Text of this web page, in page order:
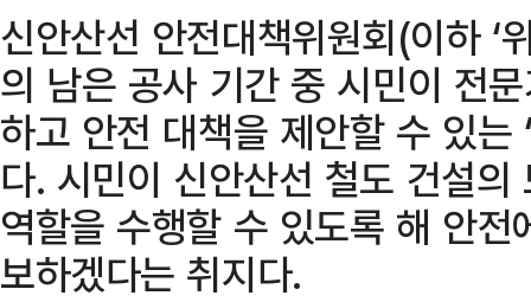
신안산선 안전대책위원회(이하 ‘
의 남은 공사 기간 중 시민이 전
하고 안전 대책을 제안할 수 있는
다. 시민이 신안산선 철도 건설의
역할을 수행할 수 있도록 해 안
보하겠다는 취지다.